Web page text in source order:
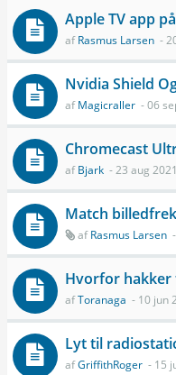
Apple TV app
afRasmus Larsen -
Nvidia Shield
afMagicraller - 06
Chromecast
afBjark - 23 aug
Match
afRasmus Larsen
Hvorfor hakker
afToranaga - 10 jun
Lyt til
afGriffithRoger - 15